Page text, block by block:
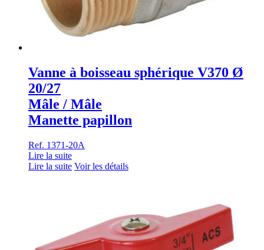
Vanne à boisseau sphérique V370 Ø
20/27
Mâle / Mâle
Manette papillon
Ref. 1371-20A
Lire la suite
Lire la suite Voir les détails